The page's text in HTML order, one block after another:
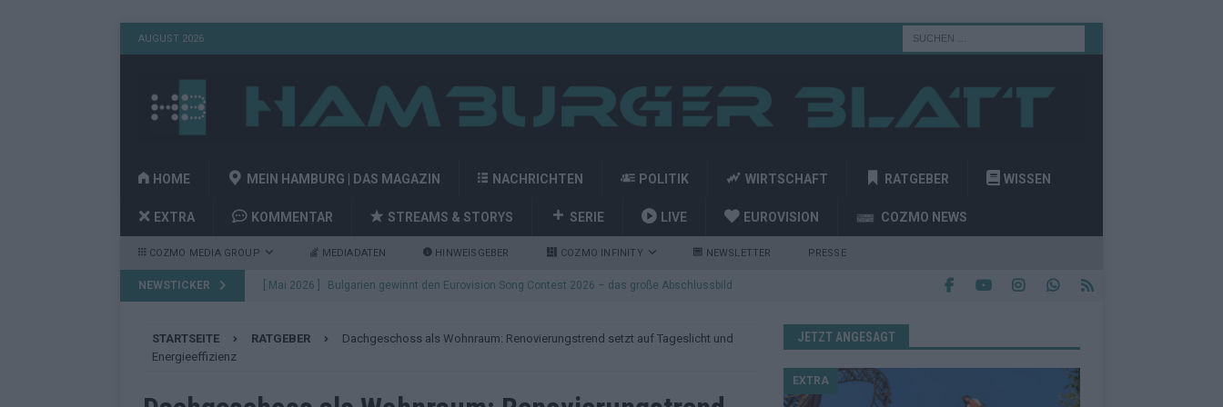
AUGUST 2026
HOME MEIN HAMBURG | DAS MAGAZIN NACHRICHTEN POLITIK WIRTSCHAFT RATGEBER WISSEN
EXTRA KOMMENTAR STREAMS & STORYS SERIE LIVE EUROVISION COZMO NEWS
COZMO MEDIA GROUP MEDIADATEN HINWEISGEBER COZMO INFINITY NEWSLETTER PRESSE
NEWSTICKER [ Mai 2026 ] Bulgarien gewinnt den Eurovision Song Contest 2026 – das große Abschlussbild
Das Papierboot kommt aus Basel: JJ eröffnet das ESC-Finale in Wien – alle Show-
STARTSEITE RATGEBER
Dachgeschoss als Wohnraum: Renovierungstrend setzt auf Tageslicht und
Energieeffizienz
JETZT ANGESAGT
EXTRA